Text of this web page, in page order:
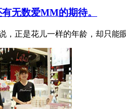
无数爱MM的期待。
，正是花儿一样的年龄，却只